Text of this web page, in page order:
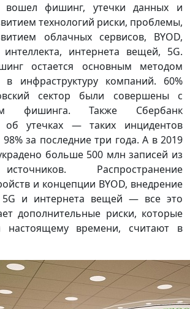
вошел фишинг, утечки данных и
технологий риски, проблемы,
облачных сервисов, BYOD,
интеллекта, интернета вещей, 5G.
остается основным методом
в инфраструктуру компаний. 60%
сектор были совершены с
фишинга. Также Сбербанк
об утечках — таких инцидентов
за последние три года. А в 2019
больше 500 млн записей из
Распространение
и концепции BYOD, внедрение
5G и интернета вещей — все это
дополнительные риски, которые
настоящему времени, считают в